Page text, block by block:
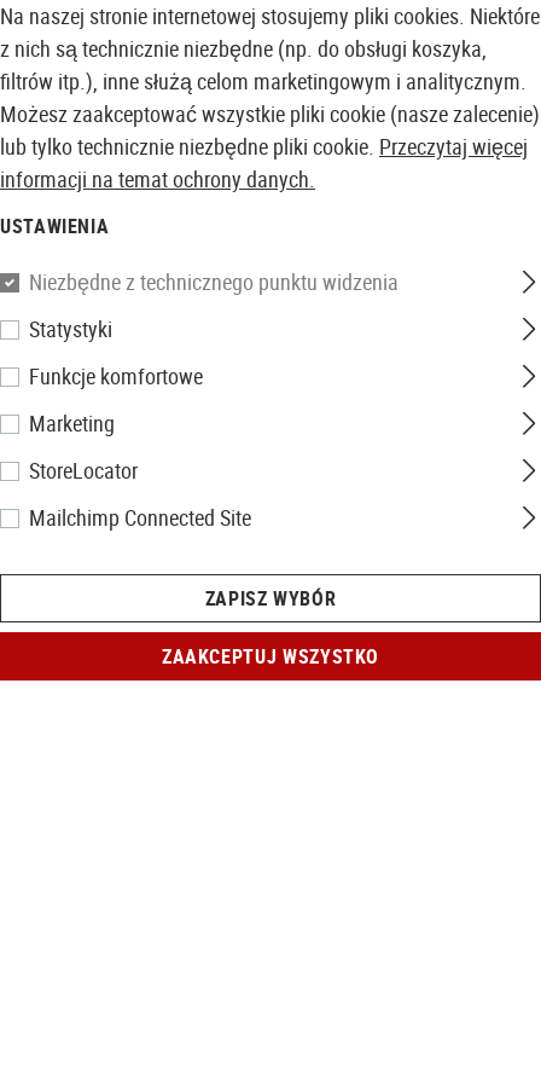
Na naszej stronie internetowej stosujemy pliki cookies. Niektóre
z nich są technicznie niezbędne (np. do obsługi koszyka,
filtrów itp.), inne służą celom marketingowym i analitycznym.
Możesz zaakceptować wszystkie pliki cookie (nasze zalecenie)
lub tylko technicznie niezbędne pliki cookie. Przeczytaj więcej
informacji na temat ochrony danych.
USTAWIENIA
Niezbędne z technicznego punktu widzenia
Statystyki
Funkcje komfortowe
Marketing
StoreLocator
Mailchimp Connected Site
ZAPISZ WYBÓR
ZAAKCEPTUJ WSZYSTKO